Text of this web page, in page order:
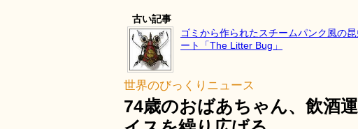
古い記事
ゴミから作られたスチームパンク風の
ート「The Litter Bug」
世界のびっくりニュース
74歳のおばあちゃん、飲酒